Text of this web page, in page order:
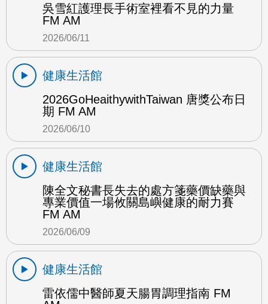
吳雪紅護理長手術室裡看不見的力量
FM AM
2026/06/11
健康生活館
2026GoHeaithywithTaiwan 唐獎公布日
期 FM AM
2026/06/10
健康生活館
陳全文秘書長失去的處方箋藥價缺藥與
專業價值一場攸關島嶼健康的耐力賽
FM AM
2026/06/09
健康生活館
雷依儒中醫師夏天腸胃調理指南 FM